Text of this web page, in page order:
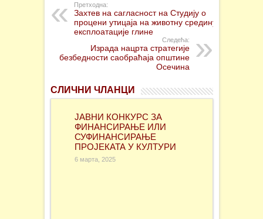
Претходна:
Захтев на сагласност на Студију о
процени утицаја на животну средину
експлоатације глине
Следећа:
Израда нацрта стратегије
безбедности саобраћаја општине
Осечина
СЛИЧНИ ЧЛАНЦИ
ЈАВНИ КОНКУРС ЗА
ФИНАНСИРАЊЕ ИЛИ
СУФИНАНСИРАЊЕ
ПРОЈЕКАТА У КУЛТУРИ
6 марта, 2025